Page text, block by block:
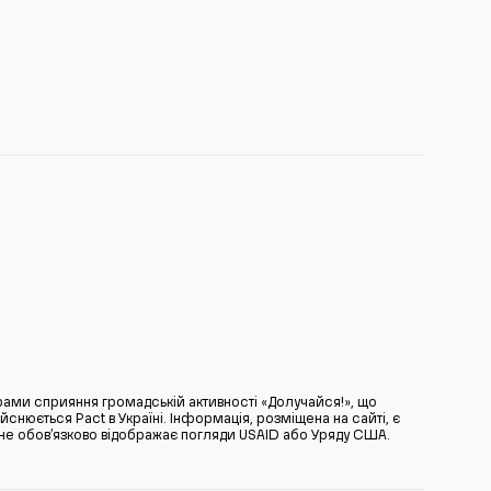
сприяння громадській активності «Долучайся!», що
Pact в Україні. Інформація, розміщена на сайті, є
обов’язково відображає погляди USAID або Уряду США.